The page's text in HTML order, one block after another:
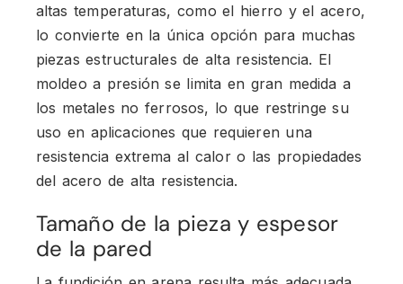
altas temperaturas, como el hierro y el acero,
lo convierte en la única opción para muchas
piezas estructurales de alta resistencia. El
moldeo a presión se limita en gran medida a
los metales no ferrosos, lo que restringe su
uso en aplicaciones que requieren una
resistencia extrema al calor o las propiedades
del acero de alta resistencia.
Tamaño de la pieza y espesor
de la pared